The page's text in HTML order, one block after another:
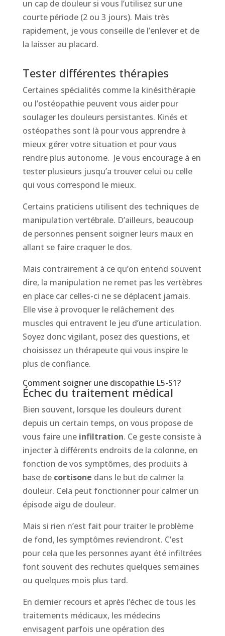
un cap de douleur si vous l’utilisez sur une
courte période (2 ou 3 jours). Mais très
rapidement, je vous conseille de l’enlever et de
la laisser au placard.
Tester différentes thérapies
Certaines spécialités comme la kinésithérapie
ou l’ostéopathie peuvent vous aider pour
soulager les douleurs persistantes. Kinés et
ostéopathes sont là pour vous apprendre à
mieux gérer votre situation et pour vous
rendre plus autonome. Je vous encourage à en
tester plusieurs jusqu’a trouver celui ou celle
qui vous correspond le mieux.
Certains praticiens utilisent des techniques de
manipulation vertébrale. D’ailleurs, beaucoup
de personnes pensent soigner leurs maux en
allant se faire craquer le dos.
Mais contrairement à ce qu’on entend souvent
dire, la manipulation ne remet pas les vertèbres
en place car celles-ci ne se déplacent jamais.
Elle vise à provoquer le relâchement des
muscles qui entravent le jeu d’une articulation.
Soyez donc vigilant, posez des questions, et
choisissez un thérapeute qui vous inspire le
plus de confiance.
Comment soigner une discopathie L5-S1?
Échec du traitement médical
Bien souvent, lorsque les douleurs durent
depuis un certain temps, on vous propose de
vous faire une infiltration. Ce geste consiste à
injecter à différents endroits de la colonne, en
fonction de vos symptômes, des produits à
base de cortisone dans le but de calmer la
douleur. Cela peut fonctionner pour calmer un
épisode aigu de douleur.
Mais si rien n’est fait pour traiter le problème
de fond, les symptômes reviendront. C’est
pour cela que les personnes ayant été infiltrées
font souvent des rechutes quelques semaines
ou quelques mois plus tard.
En dernier recours et après l’échec de tous les
traitements médicaux, les médecins
envisagent parfois une opération des